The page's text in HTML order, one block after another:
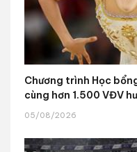
Chương trình Học
cùng hơn 1.500 VĐV
05/08/2026